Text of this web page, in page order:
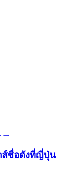
ส์ชื่อดังที่ญี่ปุ่น